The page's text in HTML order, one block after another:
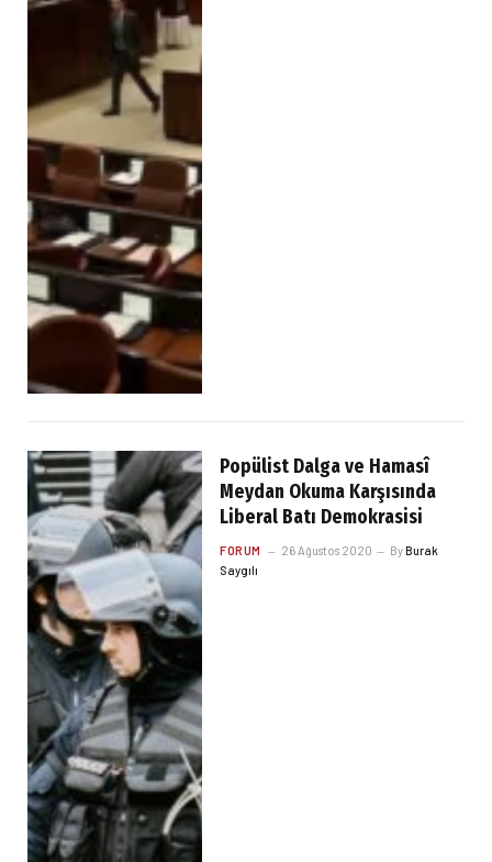
Popülist Dalga ve Hamasî
Meydan Okuma Karşısında
Liberal Batı Demokrasisi
FORUM 26 Ağustos 2020 ByBurak
Saygılı